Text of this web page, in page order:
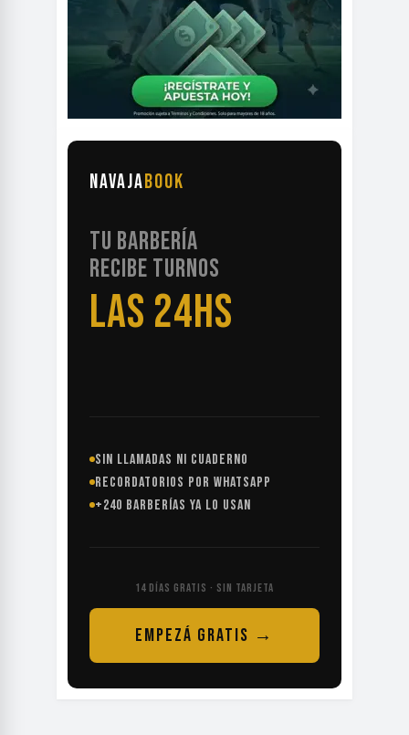
NAVAJABOOK
TU BARBERÍA
RECIBE TURNOS
LAS 24HS
SIN LLAMADAS NI CUADERNO
RECORDATORIOS POR WHATSAPP
+240 BARBERÍAS YA LO USAN
14 DÍAS GRATIS · SIN TARJETA
EMPEZÁ GRATIS →